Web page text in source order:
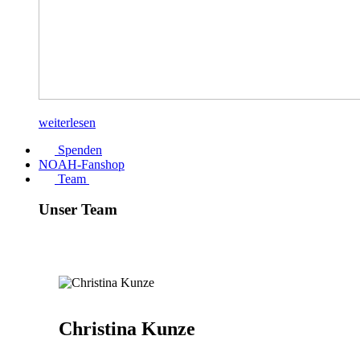
weiterlesen
Spenden
NOAH-Fanshop
Team
Unser Team
Christina Kunze